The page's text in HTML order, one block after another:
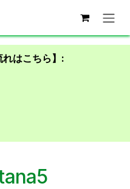
れはこちら】: